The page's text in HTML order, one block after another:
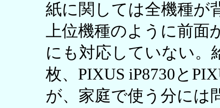
紙に関しては全機種が
上位機種のように前
にも対応していない。
枚、PIXUS iP8730と
が、家庭で使う分には